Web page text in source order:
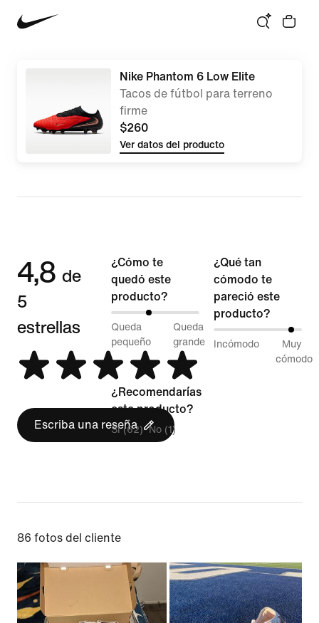
Nike Phantom 6 Low Elite
Tacos de fútbol para terreno
firme
$260
Ver datos del producto
4,8 de
5
estrellas
Escriba una reseña
¿Cómo te
quedó este
producto?
42 %
entre
Queda
pequeño
Queda
grande
Queda
pequeño
Queda
grande
¿Recomendarías
este producto?
Sí (62) No (1)
¿Qué tan
cómodo te
pareció este
producto?
91 %
Incómodo
Muy
cómodo
86 fotos del cliente